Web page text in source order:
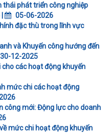
thái phát triển công nghiệp
05-06-2026
đặc thù trong lĩnh vực
và Khuyến công hướng đến
30-12-2025
các hoạt động khuyến
mức chi các hoạt động
công mới: Động lực cho doanh
mức chi hoạt động khuyến